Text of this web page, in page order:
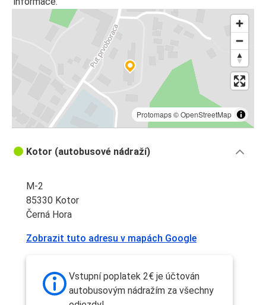
Protomaps©OpenStreetMap
Kotor (autobusové nádraží)
M-2
85330 Kotor
Černá Hora
Zobrazit tuto adresu v mapách Google
Vstupní poplatek 2€ je účtován
autobusovým nádražím za všechny